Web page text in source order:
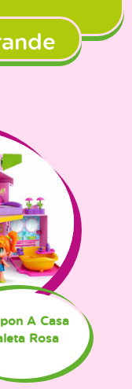
A Casa
Rosa